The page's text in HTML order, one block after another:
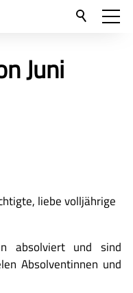
Juni
liebe volljährige
absolviert und sind
Absolventinnen und